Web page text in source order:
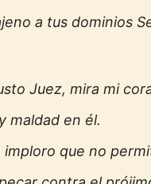
a tus dominios
Juez, mira mi
maldad en él.
imploro que no